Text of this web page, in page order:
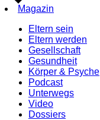
Magazin
Eltern sein
Eltern werden
Gesellschaft
Gesundheit
Körper & Psyche
Podcast
Unterwegs
Video
Dossiers